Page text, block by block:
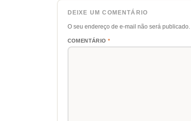
DEIXE UM COMENTÁRIO
O seu endereço de e-mail não será publicado.
COMENTÁRIO *